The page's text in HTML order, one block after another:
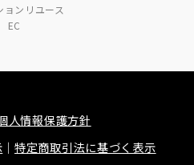
ョンリユース
EC
人情報保護方針
特定商取引法に基づく表示